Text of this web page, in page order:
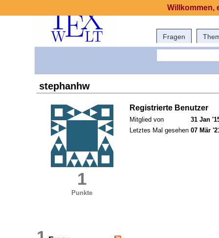
Fragen
stephanhw
1
Punkte
Registrierte Benutzer
Mitglied von
31 Jan
Letztes Mal gesehen 07 Mär
Willkommen,